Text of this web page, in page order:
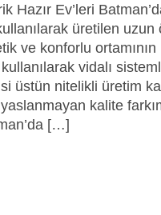
Hazır Ev’leri
üretilen
ve konforlu ortamının
vidalı
üstün nitelikli üretim
kalite
[…]